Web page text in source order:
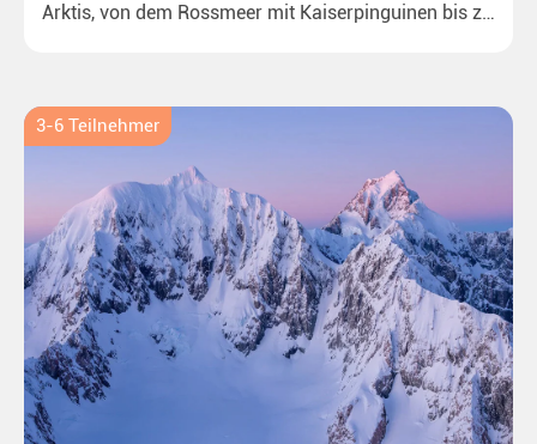
Arktis, von dem Rossmeer mit Kaiserpinguinen bis zu
3-6 Teilnehmer